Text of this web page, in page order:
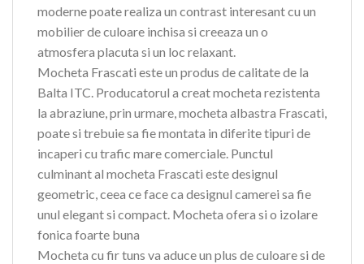
moderne poate realiza un contrast interesant cu un
mobilier de culoare inchisa si creeaza un o
atmosfera placuta si un loc relaxant.
Mocheta Frascati este un produs de calitate de la
Balta ITC. Producatorul a creat mocheta rezistenta
la abraziune, prin urmare, mocheta albastra Frascati,
poate si trebuie sa fie montata in diferite tipuri de
incaperi cu trafic mare comerciale. Punctul
culminant al mocheta Frascati este designul
geometric, ceea ce face ca designul camerei sa fie
unul elegant si compact. Mocheta ofera si o izolare
fonica foarte buna
Mocheta cu fir tuns va aduce un plus de culoare si de